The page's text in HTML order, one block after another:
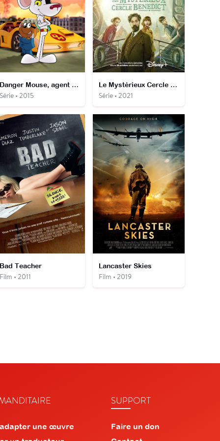
Danger Mouse, agent très spécial
• 2015
Le Mystérieux Cercle Benedict
Série • 2021
Teacher
• 2011
Lancaster Skies
Film • 2019
une œuvre
SUPPORT
Faire un don